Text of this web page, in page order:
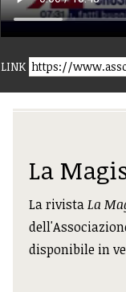
LINK
La
La rivistaLa
disponibile in